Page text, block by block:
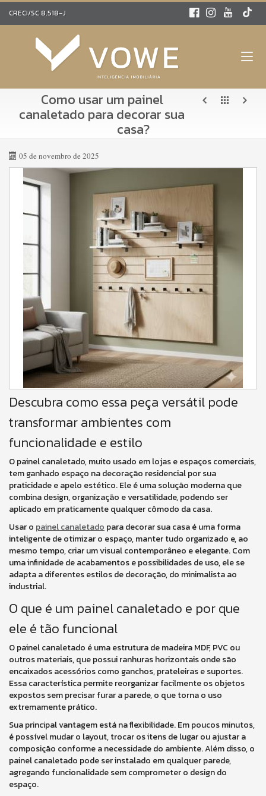
CRECI/SC 8.518-J
Como usar um painel
canaletado para decorar sua
casa?
05 de novembro de 2025
Descubra como essa peça versátil pode
transformar ambientes com
funcionalidade e estilo
O painel canaletado, muito usado em lojas e espaços comerciais,
tem ganhado espaço na decoração residencial por sua
praticidade e apelo estético. Ele é uma solução moderna que
combina design, organização e versatilidade, podendo ser
aplicado em praticamente qualquer cômodo da casa.
Usar o painel canaletado para decorar sua casa é uma forma
inteligente de otimizar o espaço, manter tudo organizado e, ao
mesmo tempo, criar um visual contemporâneo e elegante. Com
uma infinidade de acabamentos e possibilidades de uso, ele se
adapta a diferentes estilos de decoração, do minimalista ao
industrial.
O que é um painel canaletado e por que
ele é tão funcional
O painel canaletado é uma estrutura de madeira MDF, PVC ou
outros materiais, que possui ranhuras horizontais onde são
encaixados acessórios como ganchos, prateleiras e suportes.
Essa característica permite reorganizar facilmente os objetos
expostos sem precisar furar a parede, o que torna o uso
extremamente prático.
Sua principal vantagem está na flexibilidade. Em poucos minutos,
é possível mudar o layout, trocar os itens de lugar ou ajustar a
composição conforme a necessidade do ambiente. Além disso, o
painel canaletado pode ser instalado em qualquer parede,
agregando funcionalidade sem comprometer o design do
espaço.